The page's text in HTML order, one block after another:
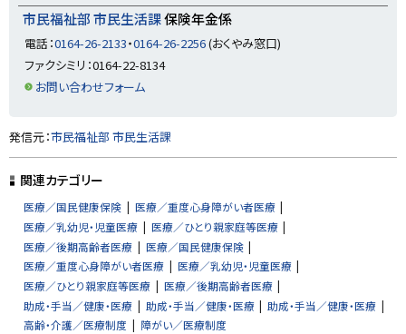
る
市民福祉部 市民生活課保険年金係
電話：0164-26-2133・0164-26-2256(おくやみ窓口)
ファクシミリ：0164-22-8134
お問い合わせフォーム
ト
ッ
プ
発信元：市民福祉部 市民生活課
関連カテゴリー
医療／国民健康保険
医療／重度心身障がい者医療
医療／乳幼児・児童医療
医療／ひとり親家庭等医療
医療／後期高齢者医療
医療／国民健康保険
医療／重度心身障がい者医療
医療／乳幼児・児童医療
医療／ひとり親家庭等医療
医療／後期高齢者医療
助成・手当／健康・医療
助成・手当／健康・医療
助成・手当／健康・医療
高齢・介護／医療制度
障がい／医療制度